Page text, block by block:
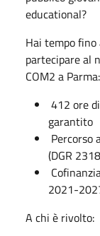
educational?
Hai tempo fino
partecipare al
COM2 a Parma:
412 ore
garantito
Percorso
(DGR
2021-
A chi è rivolto: